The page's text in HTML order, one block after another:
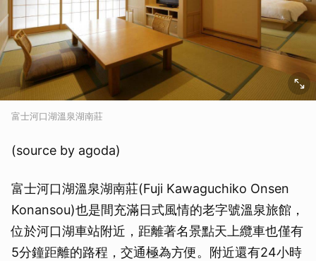
富士河口湖溫泉湖南莊
(source by agoda)
富士河口湖溫泉湖南莊(Fuji Kawaguchiko Onsen
Konansou)也是間充滿日式風情的老字號溫泉旅館，
位於河口湖車站附近，距離著名景點天上纜車也僅有
5分鐘距離的路程，交通極為方便。附近還有24小時